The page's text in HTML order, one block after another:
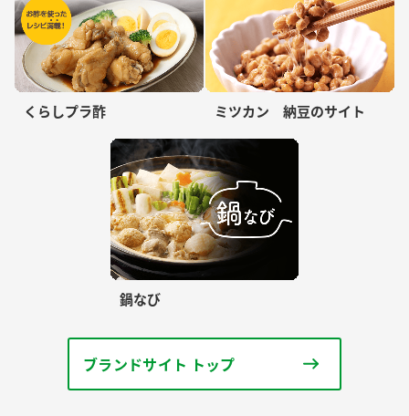
くらしプラ酢 ミツカン 納豆のサイト
鍋なび
ブランドサイト トップ